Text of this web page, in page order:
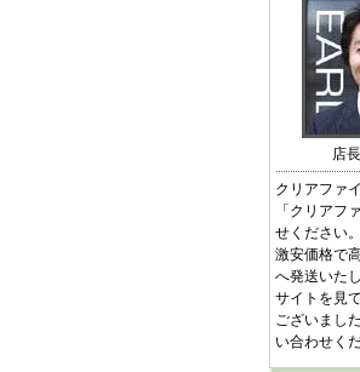
店
クリアファ
「クリアフ
せください。
激安価格で
へ発送いたし
サイトを見
ございまし
い合わせく